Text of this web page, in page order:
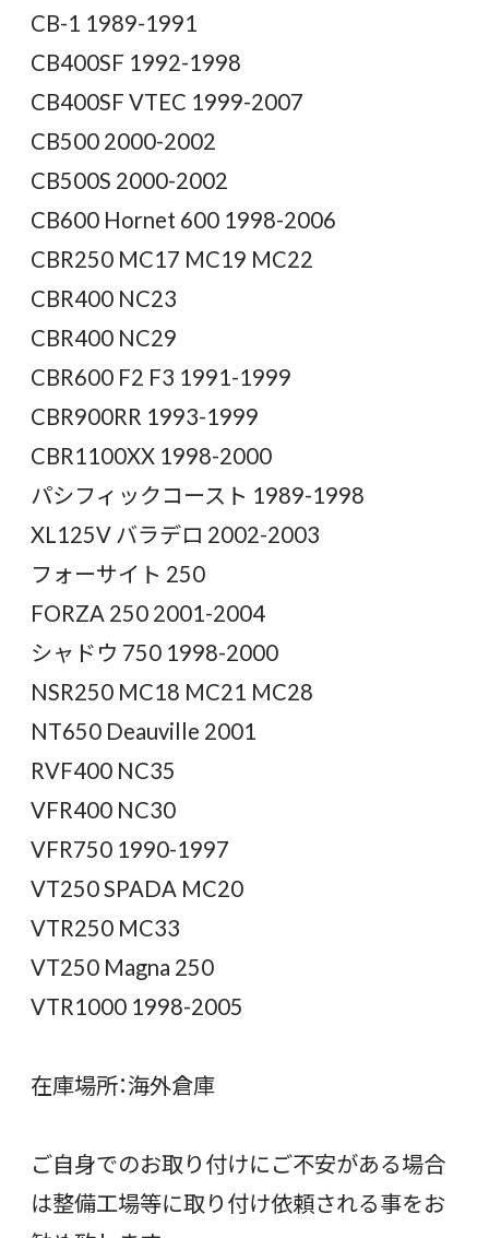
CB-1 1989-1991
CB400SF 1992-1998
CB400SF VTEC 1999-2007
CB500 2000-2002
CB500S 2000-2002
CB600 Hornet 600 1998-2006
CBR250 MC17 MC19 MC22
CBR400 NC23
CBR400 NC29
CBR600 F2 F3 1991-1999
CBR900RR 1993-1999
CBR1100XX 1998-2000
パシフィックコースト 1989-1998
XL125V バラデロ 2002-2003
フォーサイト 250
FORZA 250 2001-2004
シャドウ 750 1998-2000
NSR250 MC18 MC21 MC28
NT650 Deauville 2001
RVF400 NC35
VFR400 NC30
VFR750 1990-1997
VT250 SPADA MC20
VTR250 MC33
VT250 Magna 250
VTR1000 1998-2005
在庫場所：海外倉庫
ご自身でのお取り付けにご不安がある場合
は整備工場等に取り付け依頼される事をお